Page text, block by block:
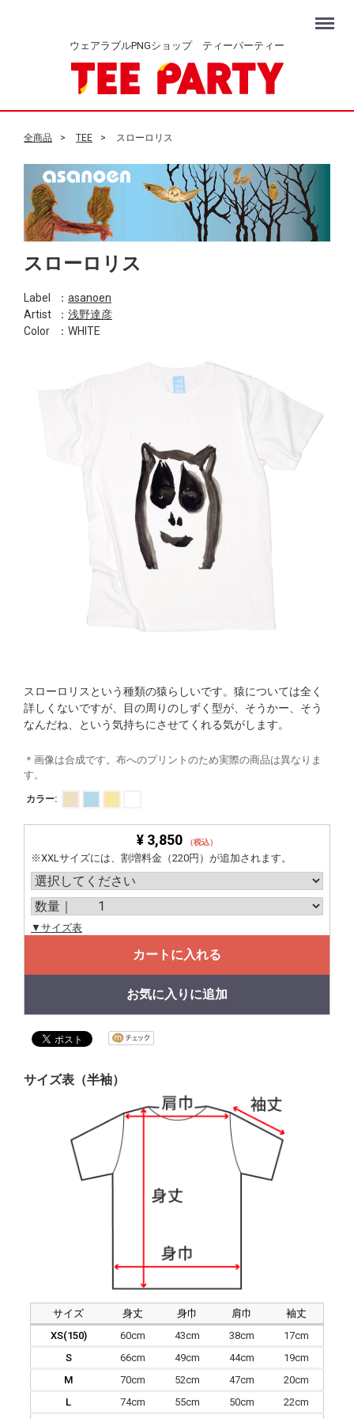
ウェアラブルPNGショップ ティーパーティー
Menu
全商品 TEE スローロリス
スローロリス
Label ： asanoen
Artist
： 浅野達彦
Color
：WHITE
スローロリスという種類の猿らしいです。猿については全く
詳しくないですが、目の周りのしずく型が、そうかー、そう
なんだね、という気持ちにさせてくれる気がします。
＊画像は合成です。布へのプリントのため実際の商品は異なりま
す。
カラー:
¥ 3,850 （税込）
※XXLサイズには、割増料金（220円）が追加されます。
▼サイズ表
カートに入れる
お気に入りに追加
サイズ表（半袖）
サイズ 身丈 身巾 肩巾
袖丈
XS(150)
60cm 43cm 38cm
17cm
S
66cm 49cm 44cm
19cm
M
70cm 52cm 47cm
20cm
L
74cm 55cm 50cm
22cm